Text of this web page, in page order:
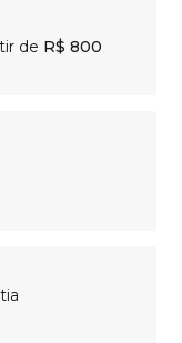
de R$ 800